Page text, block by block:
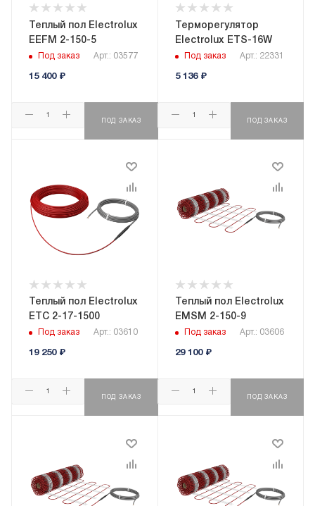
Теплый пол Electrolux
EEFM 2-150-5
Под заказ Арт.: 03577
15 400₽
ПОД ЗАКАЗ
Терморегулятор
Electrolux ETS-16W
Под заказ Арт.: 22331
5 136₽
ПОД ЗАКАЗ
Теплый пол Electrolux
ETC 2-17-1500
Под заказ Арт.: 03610
19 250₽
ПОД ЗАКАЗ
Теплый пол Electrolux
EMSM 2-150-9
Под заказ Арт.: 03606
29 100₽
ПОД ЗАКАЗ